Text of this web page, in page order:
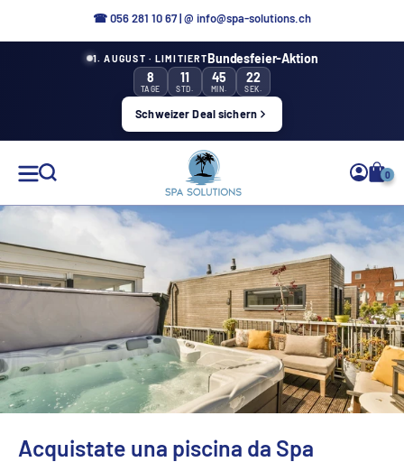
☎056 281 10 67|@ info@spa-solutions.ch
1. AUGUST · LIMITIERTBundesfeier-Aktion
8
TAGE
11
STD.
45
MIN.
21
SEK.
Schweizer Deal sichern
IT
Soluzioni
Spa
0
Acquistate una piscina da Spa